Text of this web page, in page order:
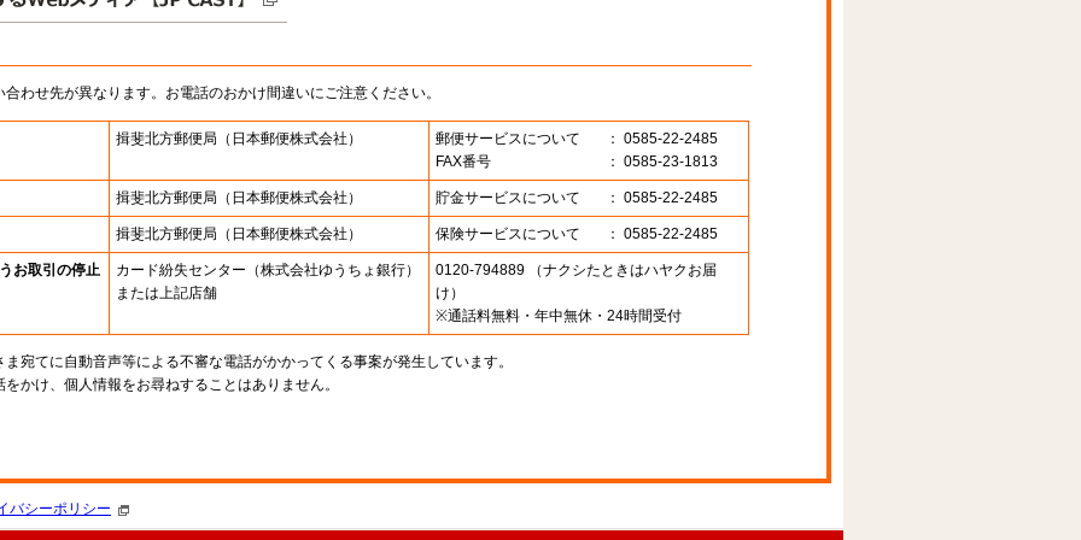
わせ先が異なります。お電話のおかけ間違いにご注意ください。
揖斐北方郵便局 （日本郵便株式会社） 郵便サービスについて
： 0585-22-2485
FAX番号
： 0585-23-1813
揖斐北方郵便局 （日本郵便株式会社） 貯金サービスについて ： 0585-22-2485
揖斐北方郵便局 （日本郵便株式会社） 保険サービスについて ： 0585-22-2485
お取引の停止 カード紛失センター （株式会社ゆうちょ銀行）
または上記店舗
0120-794889 （ナクシたときはハヤクお届
け）
※通話料無料・年中無休・24時間受付
宛てに自動音声等による不審な電話がかかってくる事案が発生しています。
かけ、個人情報をお尋ねすることはありません。
バシーポリシー